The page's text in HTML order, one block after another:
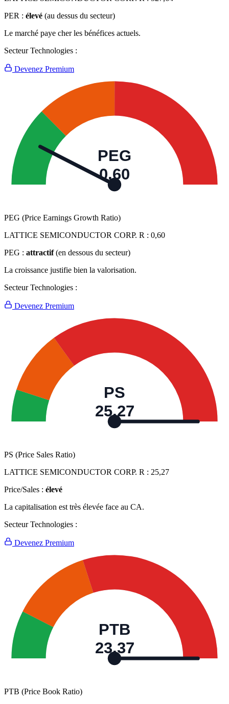
PER : élevé (au dessus du secteur)
Le marché paye cher les bénéfices actuels.
Secteur Technologies :
Devenez Premium
PEG
0,60
PEG (Price Earnings Growth Ratio)
LATTICE SEMICONDUCTOR CORP. R : 0,60
PEG : attractif (en dessous du secteur)
La croissance justifie bien la valorisation.
Secteur Technologies :
Devenez Premium
PS
25,27
PS (Price Sales Ratio)
LATTICE SEMICONDUCTOR CORP. R : 25,27
Price/Sales : élevé
La capitalisation est très élevée face au CA.
Secteur Technologies :
Devenez Premium
PTB
23,37
PTB (Price Book Ratio)